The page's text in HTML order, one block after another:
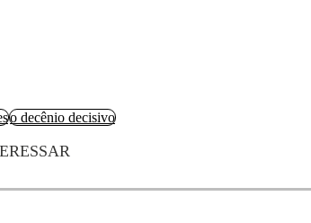
o decênio decisivo